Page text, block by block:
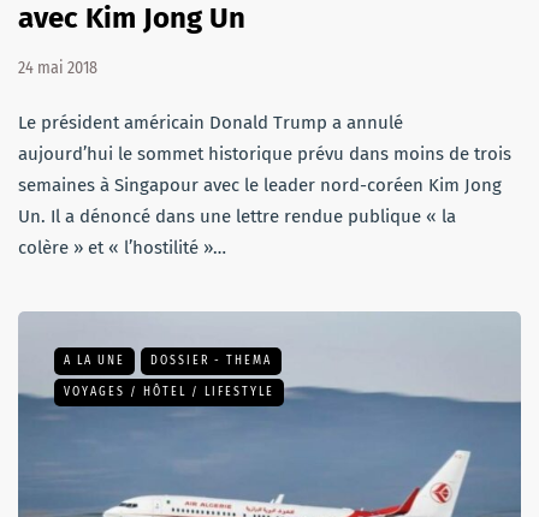
avec Kim Jong Un
24 mai 2018
Le président américain Donald Trump a annulé
aujourd’hui le sommet historique prévu dans moins de trois
semaines à Singapour avec le leader nord-coréen Kim Jong
Un. Il a dénoncé dans une lettre rendue publique « la
colère » et « l’hostilité »…
A LA UNE DOSSIER - THEMA
VOYAGES / HÔTEL / LIFESTYLE